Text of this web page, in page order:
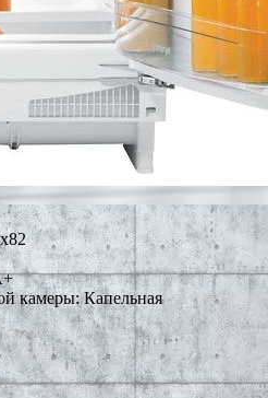
камеры: Капельная